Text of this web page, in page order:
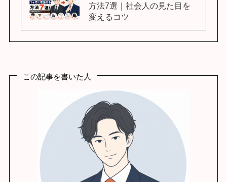
方法7選｜社会人の見た目を
変えるコツ
この記事を書いた人